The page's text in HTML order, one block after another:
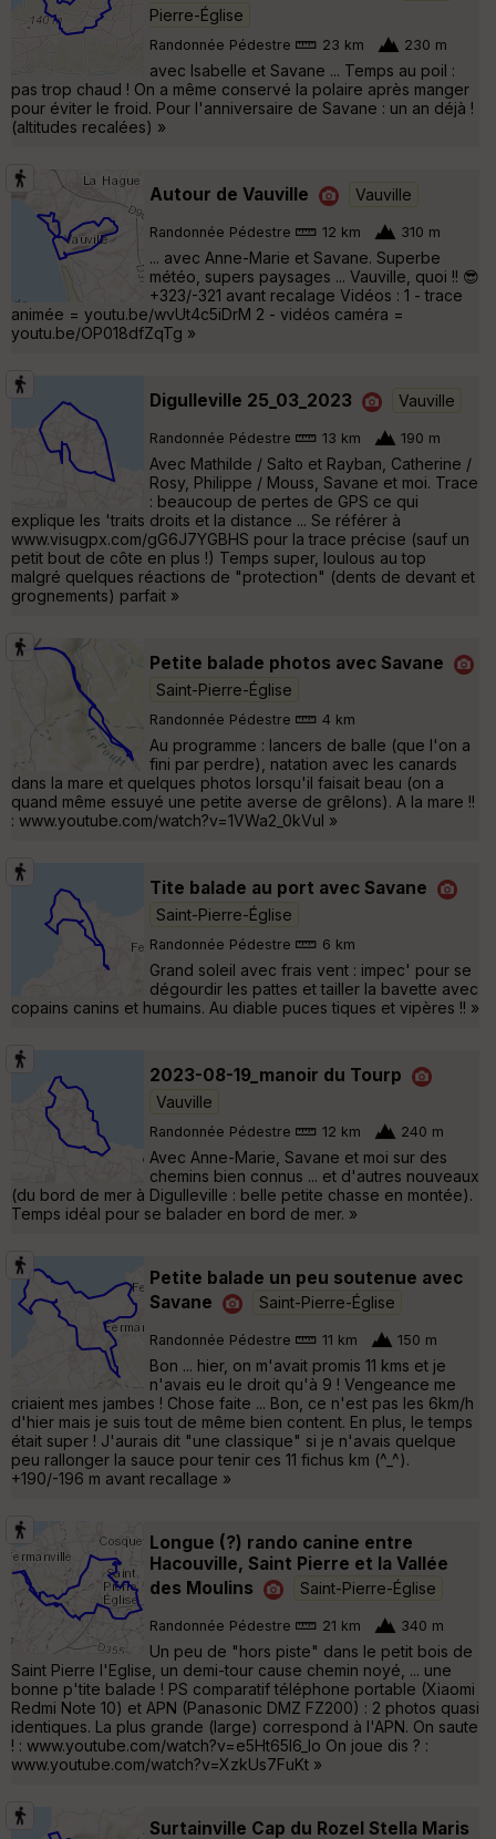
Pierre-Église
Randonnée Pédestre 23 km 230 m
avec Isabelle et Savane ... Temps au poil :
pas trop chaud ! On a même conservé la polaire après manger
pour éviter le froid. Pour l'anniversaire de Savane : un an déjà !
(altitudes recalées) »
Autour de Vauville Vauville
Randonnée Pédestre 12 km 310 m
... avec Anne-Marie et Savane. Superbe
météo, supers paysages ... Vauville, quoi !! 😎
+323/-321 avant recalage Vidéos : 1 - trace
animée = youtu.be/wvUt4c5iDrM 2 - vidéos caméra =
youtu.be/OP018dfZqTg »
Digulleville 25_03_2023 Vauville
Randonnée Pédestre 13 km 190 m
Avec Mathilde / Salto et Rayban, Catherine /
Rosy, Philippe / Mouss, Savane et moi. Trace
: beaucoup de pertes de GPS ce qui
explique les 'traits droits et la distance ... Se référer à
www.visugpx.com/gG6J7YGBHS pour la trace précise (sauf un
petit bout de côte en plus !) Temps super, loulous au top
malgré quelques réactions de "protection" (dents de devant et
grognements) parfait »
Petite balade photos avec Savane
Saint-Pierre-Église
Randonnée Pédestre 4 km
Au programme : lancers de balle (que l'on a
fini par perdre), natation avec les canards
dans la mare et quelques photos lorsqu'il faisait beau (on a
quand même essuyé une petite averse de grêlons). A la mare !!
: www.youtube.com/watch?v=1VWa2_0kVuI »
Tite balade au port avec Savane
Saint-Pierre-Église
Randonnée Pédestre 6 km
Grand soleil avec frais vent : impec' pour se
dégourdir les pattes et tailler la bavette avec
copains canins et humains. Au diable puces tiques et vipères !! »
2023-08-19_manoir du Tourp
Vauville
Randonnée Pédestre 12 km 240 m
Avec Anne-Marie, Savane et moi sur des
chemins bien connus ... et d'autres nouveaux
(du bord de mer à Digulleville : belle petite chasse en montée).
Temps idéal pour se balader en bord de mer. »
Petite balade un peu soutenue avec
Savane
Saint-Pierre-Église
Randonnée Pédestre 11 km 150 m
Bon ... hier, on m'avait promis 11 kms et je
n'avais eu le droit qu'à 9 ! Vengeance me
criaient mes jambes ! Chose faite ... Bon, ce n'est pas les 6km/h
d'hier mais je suis tout de même bien content. En plus, le temps
était super ! J'aurais dit "une classique" si je n'avais quelque
peu rallonger la sauce pour tenir ces 11 fichus km (^_^).
+190/-196 m avant recallage »
Longue (?) rando canine entre
Hacouville, Saint Pierre et la Vallée
des Moulins
Saint-Pierre-Église
Randonnée Pédestre 21 km 340 m
Un peu de "hors piste" dans le petit bois de
Saint Pierre l'Eglise, un demi-tour cause chemin noyé, ... une
bonne p'tite balade ! PS comparatif téléphone portable (Xiaomi
Redmi Note 10) et APN (Panasonic DMZ FZ200) : 2 photos quasi
identiques. La plus grande (large) correspond à l'APN. On saute
! : www.youtube.com/watch?v=e5Ht65l6_lo On joue dis ? :
www.youtube.com/watch?v=XzkUs7FuKt »
Surtainville Cap du Rozel Stella Maris